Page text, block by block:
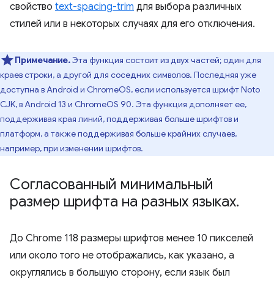
свойство text-spacing-trim для выбора различных
стилей или в некоторых случаях для его отключения.
Примечание.Эта функция состоит из двух частей; один для
краев строки, а другой для соседних символов. Последняя уже
доступна в Android и ChromeOS, если используется шрифт Noto
CJK, в Android 13 и ChromeOS 90. Эта функция дополняет ее,
поддерживая края линий, поддерживая больше шрифтов и
платформ, а также поддерживая больше крайних случаев,
например, при изменении шрифтов.
Согласованный минимальный
размер шрифта на разных языках.
До Chrome 118 размеры шрифтов менее 10 пикселей
или около того не отображались, как указано, а
округлялись в большую сторону, если язык был